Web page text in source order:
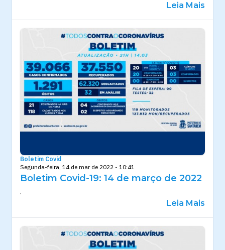
Leia Mais
Boletim Covid
Segunda-feira, 14 de mar de 2022 - 10:41
Boletim Covid-19: 14 de março de 2022
.
Leia Mais